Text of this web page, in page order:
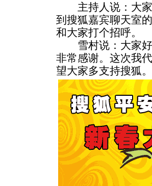
主持人说：大家
到搜狐嘉宾聊天室
和大家打个招呼。
雪村说：大家好
非常感谢。这次我
望大家多支持搜狐。